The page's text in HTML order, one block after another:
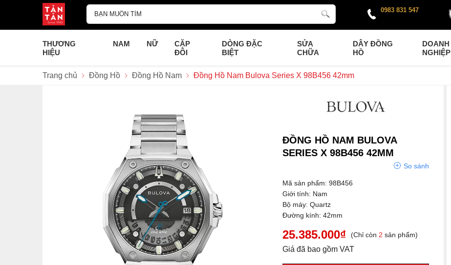
0983 831 547
THƯƠNG
HIỆU
NAM NỮ
CẶP
ĐÔI
DÒNG ĐẶC
BIỆT
SỬA
CHỮA
DÂY ĐỒNG
HỒ
DOANH
NGHIỆP
Trang chủ Đồng Hồ Đồng Hồ Nam Đồng Hồ Nam Bulova Series X 98B456 42mm
ĐỒNG HỒ NAM BULOVA
SERIES X 98B456 42MM
So sánh
Mã sản phẩm: 98B456
Giới tính: Nam
Bộ máy: Quartz
Đường kính: 42mm
25.385.000₫ (Chỉ còn2 sản phẩm)
Giá đã bao gồm VAT